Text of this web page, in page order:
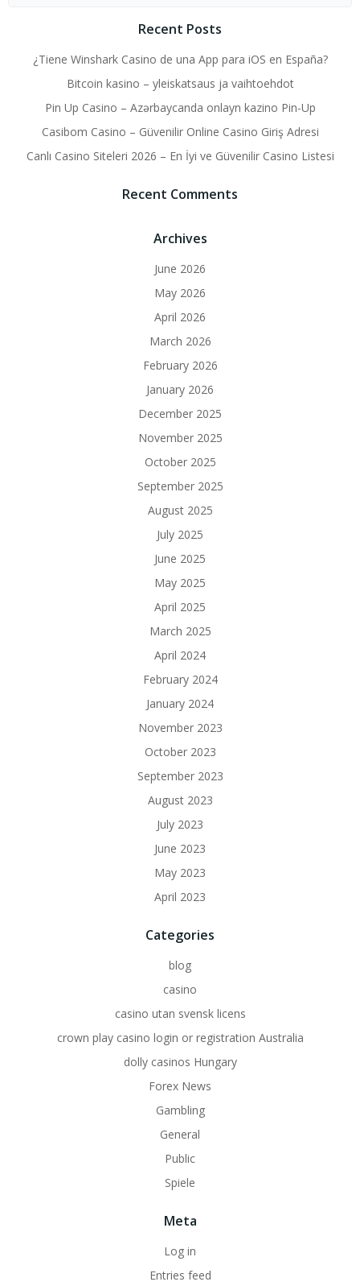
Recent Posts
¿Tiene Winshark Casino de una App para iOS en España?
Bitcoin kasino – yleiskatsaus ja vaihtoehdot
Pin Up Casino – Azərbaycanda onlayn kazino Pin-Up
Casibom Casino – Güvenilir Online Casino Giriş Adresi
Canlı Casino Siteleri 2026 – En İyi ve Güvenilir Casino Listesi
Recent Comments
Archives
June 2026
May 2026
April 2026
March 2026
February 2026
January 2026
December 2025
November 2025
October 2025
September 2025
August 2025
July 2025
June 2025
May 2025
April 2025
March 2025
April 2024
February 2024
January 2024
November 2023
October 2023
September 2023
August 2023
July 2023
June 2023
May 2023
April 2023
Categories
blog
casino
casino utan svensk licens
crown play casino login or registration Australia
dolly casinos Hungary
Forex News
Gambling
General
Public
Spiele
Meta
Log in
Entries feed